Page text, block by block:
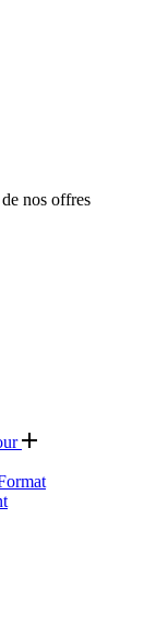
nos offres